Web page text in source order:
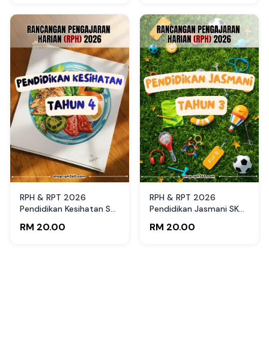
RPH & RPT 2026
Pendidikan Kesihatan SK
RM 20.00
RPH & RPT 2026
Pendidikan Jasmani SK
RM 20.00